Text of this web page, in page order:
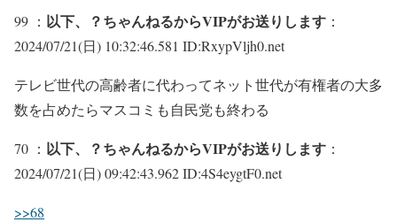
99 ： 以下、？ちゃんねるからVIPがお送りします ：
2024/07/21(日) 10:32:46.581 ID:RxypVljh0.net
テレビ世代の高齢者に代わってネット世代が有権者の大多
数を占めたらマスコミも自民党も終わる
70 ： 以下、？ちゃんねるからVIPがお送りします ：
2024/07/21(日) 09:42:43.962 ID:4S4eygtF0.net
>>68